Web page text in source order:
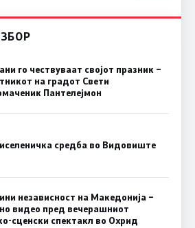
го чествуваат својот празник –
на градот Свети
Пантелејмон
средба во Видовиште
независност на Македонија –
видео пред вечерашниот
сценски спектакл во Охрид